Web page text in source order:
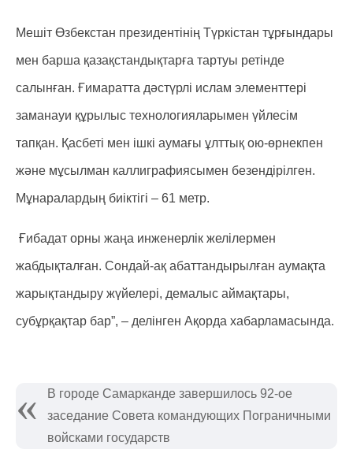
Мешіт Өзбекстан президентінің Түркістан тұрғындары
мен барша қазақстандықтарға тартуы ретінде
салынған. Ғимаратта дәстүрлі ислам элементтері
заманауи құрылыс технологияларымен үйлесім
тапқан. Қасбеті мен ішкі аумағы ұлттық ою-өрнекпен
және мұсылман каллиграфиясымен безендірілген.
Мұнаралардың биіктігі – 61 метр.
Ғибадат орны жаңа инженерлік желілермен
жабдықталған. Сондай-ақ абаттандырылған аумақта
жарықтандыру жүйелері, демалыс аймақтары,
субұрқақтар бар”, – делінген Ақорда хабарламасында.
В городе Самарканде завершилось 92-ое
заседание Совета командующих Пограничными
войсками государств